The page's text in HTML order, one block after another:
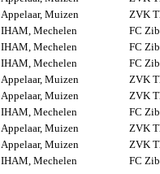
Appelaar, Muizen
ZVK
IHAM, Mechelen
FC
IHAM, Mechelen
FC
IHAM, Mechelen
FC
Appelaar, Muizen
ZVK
Appelaar, Muizen
ZVK
IHAM, Mechelen
FC
Appelaar, Muizen
ZVK
Appelaar, Muizen
ZVK
IHAM, Mechelen FC